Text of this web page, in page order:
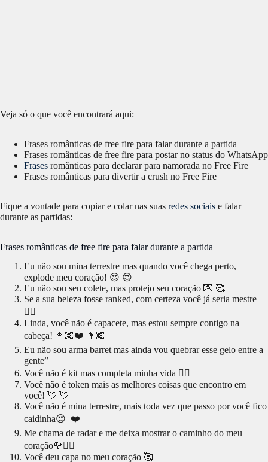
Veja só o que você encontrará aqui:
Frases românticas de free fire para falar durante a partida
Frases românticas de free fire para postar no status do WhatsApp
Frases românticas para declarar para namorada no Free Fire
Frases românticas para divertir a crush no Free Fire
Fique a vontade para copiar e colar nas suas redes sociais e falar
durante as partidas:
Frases românticas de free fire para falar durante a partida
Eu não sou mina terrestre mas quando você chega perto,
explode meu coração! 😍 😍
Eu não sou seu colete, mas protejo seu coração 💌 🥰
Se a sua beleza fosse ranked, com certeza você já seria mestre
🙇‍❤️
Linda, você não é capacete, mas estou sempre contigo na
cabeça! 👩🏽‍‍❤️ 👨🏾
Eu não sou arma barret mas ainda vou quebrar esse gelo entre a
gente”
Você não é kit mas completa minha vida 🙇‍❤️
Você não é token mais as melhores coisas que encontro em
você! 💘 💘
Você não é mina terrestre, mais toda vez que passo por você fico
caidinha😍 ❤️
Me chama de radar e me deixa mostrar o caminho do meu
coração🌹❤️‍🔥
Você deu capa no meu coração 🥰